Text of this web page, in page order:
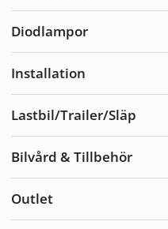
Diodlampor
Installation
Lastbil/Trailer/Släp
Bilvård & Tillbehör
Outlet